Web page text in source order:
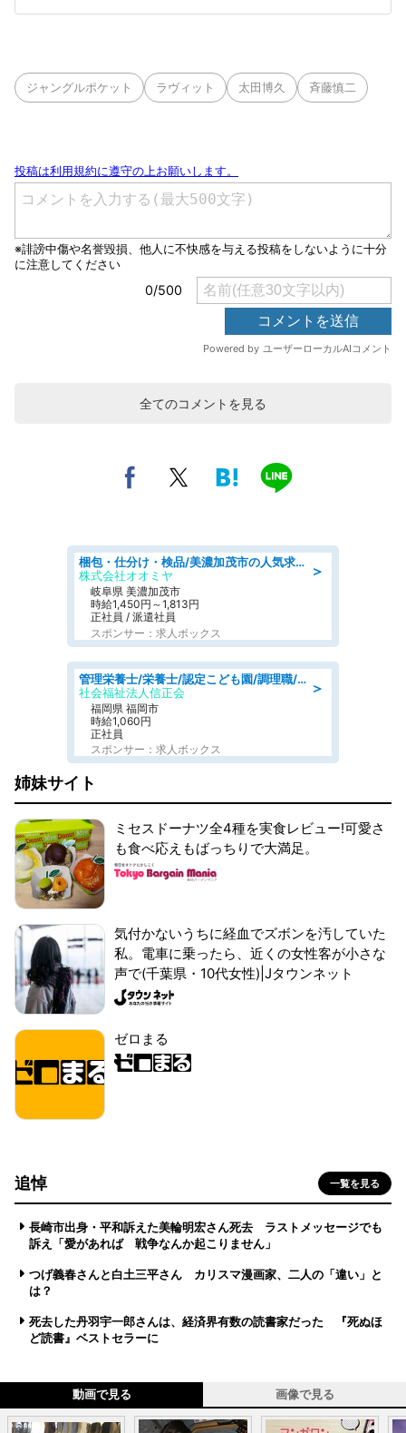
ジャングルポケット ラヴィット 太田博久 斉藤慎二
全てのコメントを見る
＞
梱包・仕分け・検品/美濃加茂市の人気求人仕分け/高時給/長期休暇充実
株式会社オオミヤ
岐阜県 美濃加茂市
時給1,450円～1,813円
正社員 / 派遣社員
スポンサー：求人ボックス
＞
管理栄養士/栄養士/認定こども園/調理職/認定こども園/週3日～相談可能
社会福祉法人信正会
福岡県 福岡市
時給1,060円
正社員
スポンサー：求人ボックス
姉妹サイト
ミセスドーナツ全4種を実食レビュー!可愛さ
も食べ応えもばっちりで大満足。
気付かないうちに経血でズボンを汚していた
私。電車に乗ったら、近くの女性客が小さな
声で(千葉県・10代女性)|Jタウンネット
ゼロまる
追悼 一覧を見る
長崎市出身・平和訴えた美輪明宏さん死去 ラストメッセージでも
訴え「愛があれば 戦争なんか起こりません」
つげ義春さんと白土三平さん カリスマ漫画家、二人の「違い」と
は？
死去した丹羽宇一郎さんは、経済界有数の読書家だった 『死ぬほ
ど読書』ベストセラーに
動画で見る 画像で見る